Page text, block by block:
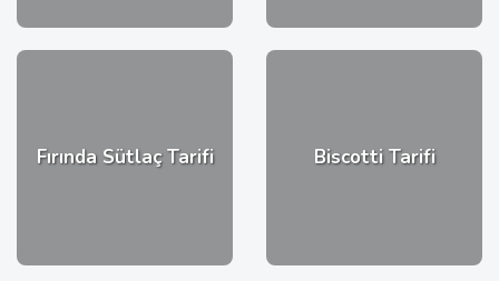
Fırında Sütlaç Tarifi Biscotti Tarifi